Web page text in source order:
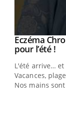
Youtube
Eczéma
pour l’été !
L'été arrive… et
Vacances,
Nos mains